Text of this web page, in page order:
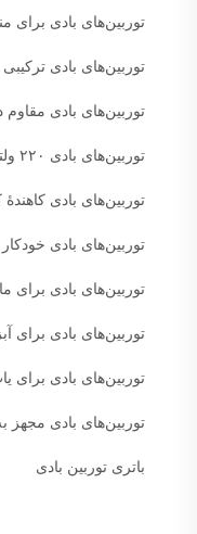
توربین‌های بادی برای
توربین‌های بادی
توربین‌های بادی مقاوم
توربین‌های بادی ۲۲۰ ولتی
توربین‌های بادی
توربین‌های بادی خودکار
توربین‌های بادی برای
توربین‌های بادی برای
توربین‌های بادی برای
توربین‌های بادی مجهز به
باتری توربین بادی